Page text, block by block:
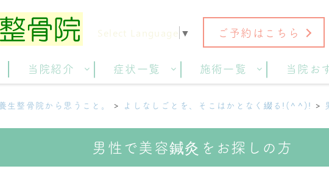
Select Language ▼ ご予約はこちら
当院紹介 症状一覧 施術一覧 当院お
生整骨院から思うこと。 よしなしごとを、そこはかとなく綴る!(^^)!
男性で美容鍼灸をお探しの方